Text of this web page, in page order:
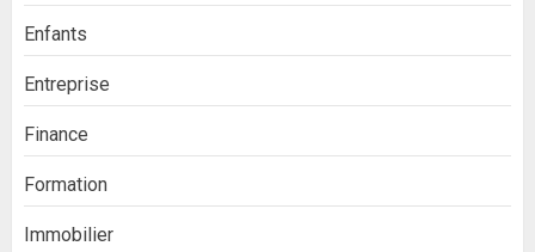
Enfants
Entreprise
Finance
Formation
Immobilier